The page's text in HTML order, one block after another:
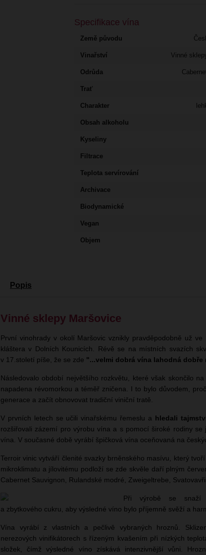
Specifikace vína
Země původu
Vinařství Vinné
Odrůda
Trať
Charakter
Obsah alkoholu
Kyseliny
Filtrace
Teplota servírování
Archivace
Biodynamické
Vegan
Objem
Popis
Vinné sklepy Maršovice
První vinohrady v okolí Maršovic vznikly pravděpodobně už
kláštera v Dolních Kounicích. Révě se na místních svazích
v 17.století píše, že se zde "...velmi dobrá vína lahodná dobře
Následovalo období největšího rozkvětu, které však skončilo
napadena révomorkou a téměř zničena. I to bylo důvodem,
generace a začít obnovovat tradiční viniční tratě.
V prvních letech se učili vinařskému řemeslu a hledali
rozšiřovali zázemí pro výrobu vína a s pomocí široké rodiny
vína. V současné době vyrábí špičková vína oceňovaná na
Terroir vinic vytváří členité svazky brněnského masívu, který
mikroklimatu a jílovitému podloží se zde skvěle daří plným
Cabernet Sauvignon, Rulandské modré, Zweigeltrebe,
Při výrobě se snaží
a zbytkového cukru, aby výsledné víno bylo příjemně svěží a
Vína vyrábí z vlastních a pečlivě vybraných hroznů.
nerezových vinifikátorech s řízeným kvašením při nízkých
složek, čímž výsledné víno získává intenzivnější vůni.